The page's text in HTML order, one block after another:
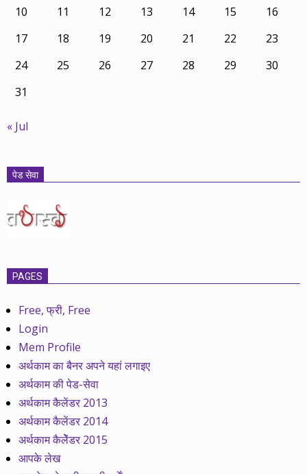
10
11 12 13 14 15
16
17
18 19 20 21 22
23
24
25 26 27 28 29
30
31
« Jul
पेड सेवा
PAGES
Free, फ्री, Free
Login
Mem Profile
अर्थकाम का बैनर अपने यहां लगाइए
अर्थकाम की पेड-सेवा
अर्थकाम कैलेंडर 2013
अर्थकाम कैलेंडर 2014
अर्थकाम कैलेेंडर 2015
आपके लेख